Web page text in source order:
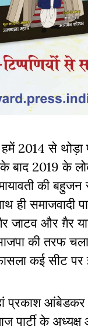
2014 से थोड़ा
बाद 2019 के
की बहुजन
ही
जाटव और ग़ैर
की तरफ
कई सीट
आंबेडकर
पार्टी के